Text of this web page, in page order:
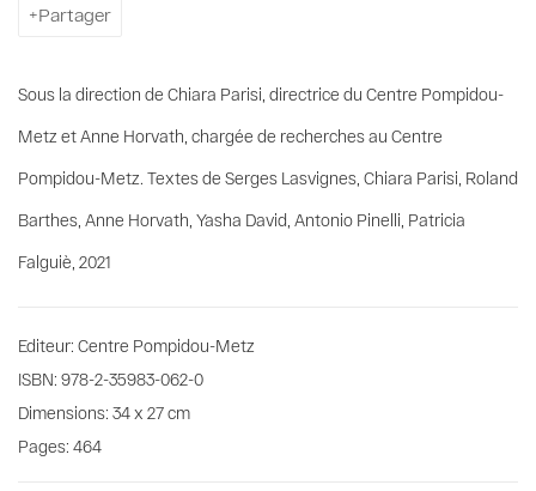
Partager
Sous la direction de Chiara Parisi, directrice du Centre Pompidou-
Metz et Anne Horvath, chargée de recherches au Centre
Pompidou-Metz. Textes de Serges Lasvignes, Chiara Parisi, Roland
Barthes, Anne Horvath, Yasha David, Antonio Pinelli, Patricia
Falguiè, 2021
Editeur: Centre Pompidou-Metz
ISBN: 978-2-35983-062-0
Dimensions: 34 x 27 cm
Pages: 464